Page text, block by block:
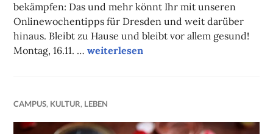
bekämpfen: Das und mehr könnt Ihr mit unseren
Onlinewochentipps für Dresden und weit darüber
hinaus. Bleibt zu Hause und bleibt vor allem gesund!
Montag, 16.11. …Unsere Onlinetipps der Woche
weiterlesen
CAMPUS, KULTUR, LEBEN